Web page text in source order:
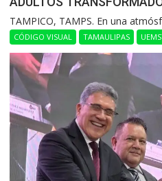
​TAMPICO, TAMPS. En una
CÓDIGO VISUAL TAMAULIPAS